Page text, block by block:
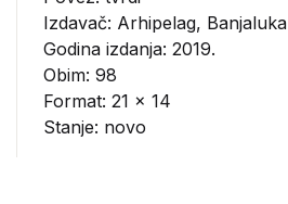
Izdavač: Arhipelag, Banjaluka
Godina izdanja: 2019.
Obim: 98
Format: 21 x 14
Stanje: novo